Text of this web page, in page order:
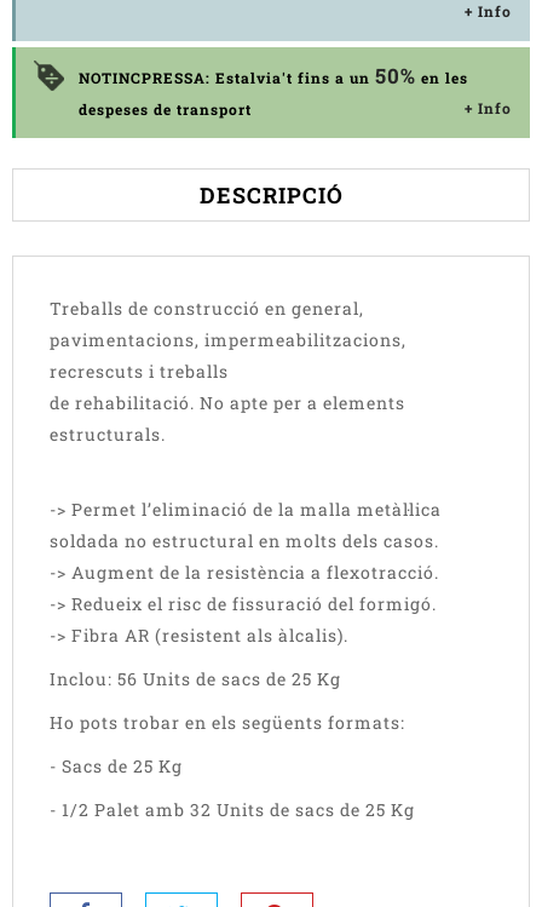
+ Info
NOTINCPRESSA: Estalvia't fins a un 50% en les
despeses de transport
+ Info
DESCRIPCIÓ
Treballs de construcció en general,
pavimentacions, impermeabilitzacions,
recrescuts i treballs
de rehabilitació. No apte per a elements
estructurals.
-> Permet l’eliminació de la malla metàl·lica
soldada no estructural en molts dels casos.
-> Augment de la resistència a flexotracció.
-> Redueix el risc de fissuració del formigó.
-> Fibra AR (resistent als àlcalis).
Inclou: 56 Units de sacs de 25 Kg
Ho pots trobar en els següents formats:
- Sacs de 25 Kg
- 1/2 Palet amb 32 Units de sacs de 25 Kg